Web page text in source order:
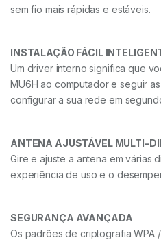
sem fio mais rápidas e estáveis.
INSTALAÇÃO FÁCIL
Um driver interno significa que
MU6H ao computador e seguir
configurar a sua rede em
ANTENA AJUSTÁVEL MULTI-
Gire e ajuste a antena em várias
experiência de uso e o
SEGURANÇA AVANÇADA
Os padrões de criptografia WPA